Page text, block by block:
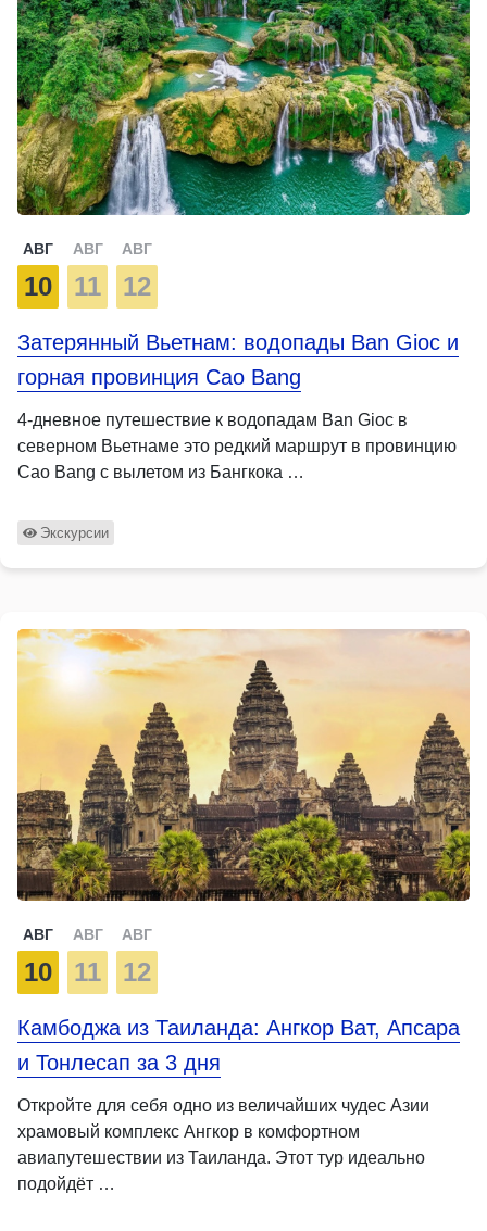
АВГ
10
АВГ
11
АВГ
12
Затерянный Вьетнам: водопады Ban Gioc и
горная провинция Cao Bang
4-дневное путешествие к водопадам Ban Gioc в
северном Вьетнаме это редкий маршрут в провинцию
Cao Bang с вылетом из Бангкока …
Экскурсии
АВГ
10
АВГ
11
АВГ
12
Камбоджа из Таиланда: Ангкор Ват, Апсара
и Тонлесап за 3 дня
Откройте для себя одно из величайших чудес Азии
храмовый комплекс Ангкор в комфортном
авиапутешествии из Таиланда. Этот тур идеально
подойдёт …